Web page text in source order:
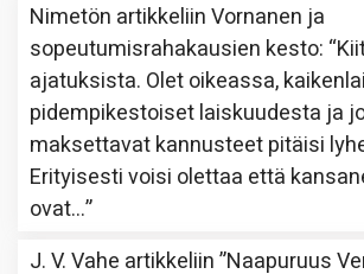
Nimetön artikkeliinVornanen ja
sopeutumisrahakausien kesto: “
ajatuksista. Olet oikeassa,
pidempikestoiset laiskuudesta ja
maksettavat kannusteet pitäisi
Erityisesti voisi olettaa että
ovat…”
J. V. Vahe artikkeliin”Naapuruus